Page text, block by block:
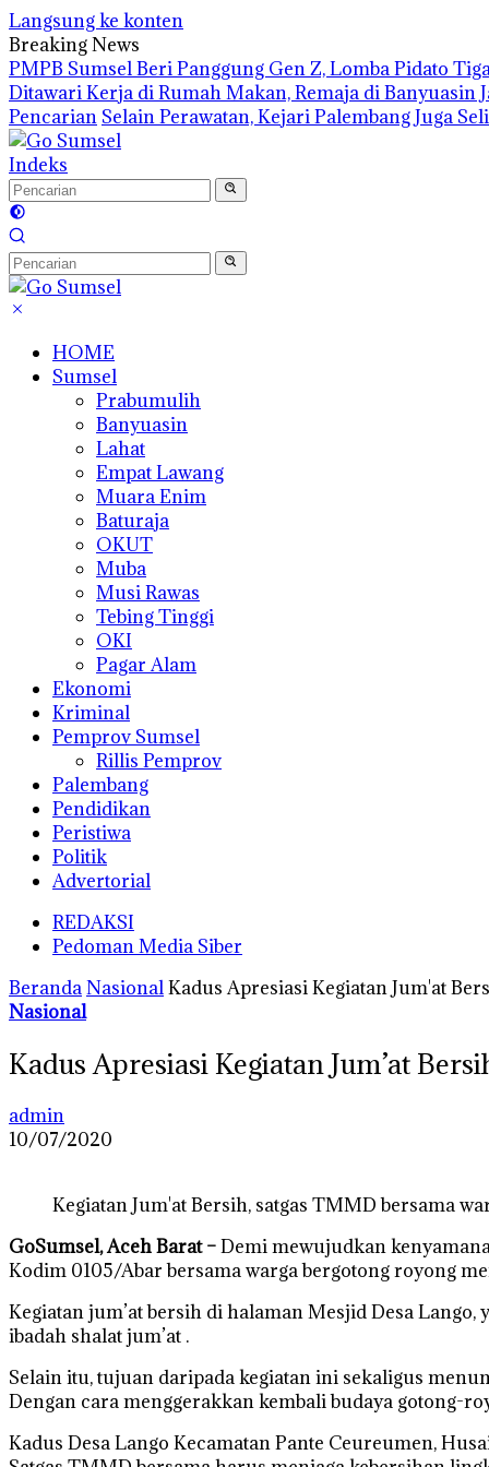
Langsung ke konten
Breaking News
PMPB Sumsel Beri Panggung Gen Z, Lomba Pidato
Ditawari Kerja di Rumah Makan, Remaja di Banyuasin
Pencarian Selain Perawatan, Kejari Palembang Juga
Indeks
HOME
Sumsel
Prabumulih
Banyuasin
Lahat
Empat Lawang
Muara Enim
Baturaja
OKUT
Muba
Musi Rawas
Tebing Tinggi
OKI
Pagar Alam
Ekonomi
Kriminal
Pemprov Sumsel
Rillis Pemprov
Palembang
Pendidikan
Peristiwa
Politik
Advertorial
REDAKSI
Pedoman Media Siber
BerandaNasionalKadus Apresiasi Kegiatan Jum'at
Nasional
Kadus Apresiasi Kegiatan Jum’at
admin
10/07/2020
Kegiatan Jum'at Bersih, satgas TMMD bersama
GoSumsel, Aceh Barat –Demi mewujudkan
Kodim 0105/Abar bersama warga bergotong royong
Kegiatan jum’at bersih di halaman Mesjid Desa
ibadah shalat jum’at .
Selain itu, tujuan daripada kegiatan ini sekaligus
Dengan cara menggerakkan kembali budaya gotong-
Kadus Desa Lango Kecamatan Pante Ceureumen,